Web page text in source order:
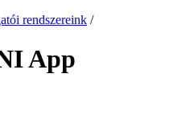
rendszereink /
App